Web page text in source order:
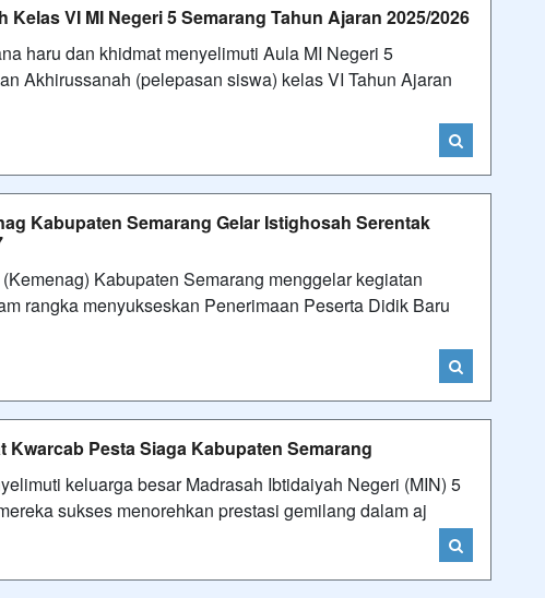
VI MI Negeri 5 Semarang Tahun Ajaran 2025/2026
haru dan khidmat menyelimuti Aula MI Negeri 5
Akhirussanah (pelepasan siswa) kelas VI Tahun Ajaran
Kabupaten Semarang Gelar Istighosah Serentak
Kabupaten Semarang menggelar kegiatan
rangka menyukseskan Penerimaan Peserta Didik Baru
Pesta Siaga Kabupaten Semarang
keluarga besar Madrasah Ibtidaiyah Negeri (MIN) 5
sukses menorehkan prestasi gemilang dalam aj